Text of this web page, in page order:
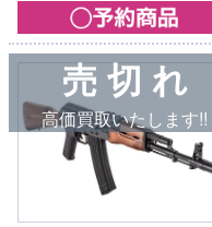
売 切 れ
高価買取いたします!!